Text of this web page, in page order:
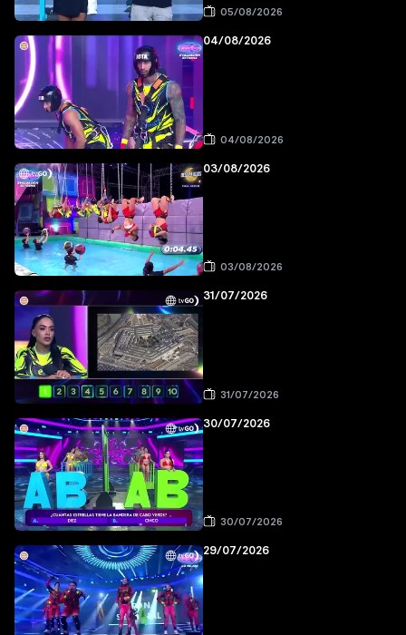
05/08/2026
04/08/2026
04/08/2026
03/08/2026
03/08/2026
31/07/2026
31/07/2026
30/07/2026
30/07/2026
29/07/2026